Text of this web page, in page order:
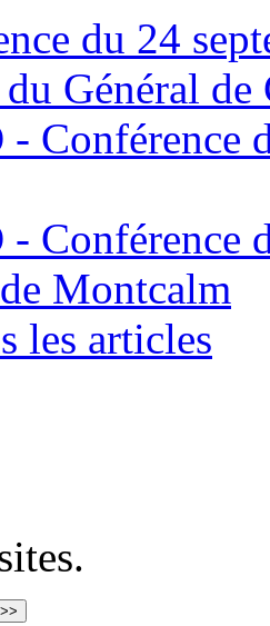
du 24
Général
Conférence
Conférence
Montcalm
les articles